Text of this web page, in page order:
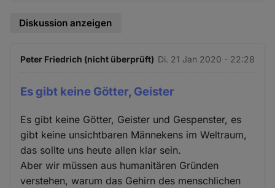
Diskussion anzeigen
Peter Friedrich (nicht überprüft) Di. 21 Jan 2020 - 22:28
Es gibt keine Götter, Geister
Es gibt keine Götter, Geister und Gespenster, es
gibt keine unsichtbaren Männekens im Weltraum,
das sollte uns heute allen klar sein.
Aber wir müssen aus humanitären Gründen
verstehen, warum das Gehirn des menschlichen